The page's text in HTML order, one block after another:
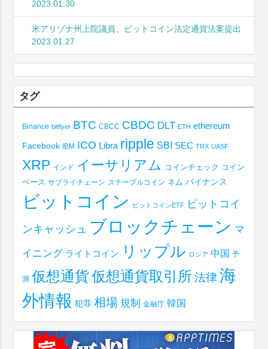
2023.01.30
米アリゾナ州上院議員、ビットコイン法定通貨法案提出
2023.01.27
タグ
Binance bitflyer BTC CBCC CBDC DLT ETH ethereum
Facebook IBM ICO Libra ripple SBI SEC TRX UASF
XRP インド イーサリアム コインチェック コイン
ベース サプライチェーン ステーブルコイン ネム バイナンス
ビットコイン ビットコインETF ビットコイ
ンキャッシュ ブロックチェーン マ
イニング ライトコイン リップル ロシア 中国 予
測 仮想通貨仮想通貨取引所 法律 海
外情報 犯罪 相場 規制 金融庁 韓国